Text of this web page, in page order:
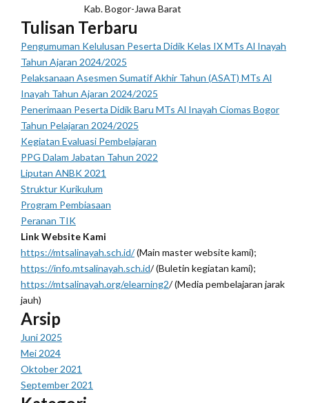
Kab. Bogor-Jawa Barat
Tulisan Terbaru
Pengumuman Kelulusan Peserta Didik Kelas IX MTs Al Inayah
Tahun Ajaran 2024/2025
Pelaksanaan Asesmen Sumatif Akhir Tahun (ASAT) MTs Al
Inayah Tahun Ajaran 2024/2025
Penerimaan Peserta Didik Baru MTs Al Inayah Ciomas Bogor
Tahun Pelajaran 2024/2025
Kegiatan Evaluasi Pembelajaran
PPG Dalam Jabatan Tahun 2022
Liputan ANBK 2021
Struktur Kurikulum
Program Pembiasaan
Peranan TIK
Link Website Kami
https://mtsalinayah.sch.id/(Main master website kami);
https://info.mtsalinayah.sch.id/ (Buletin kegiatan kami);
https://mtsalinayah.org/elearning2/ (Media pembelajaran jarak
jauh)
Arsip
Juni 2025
Mei 2024
Oktober 2021
September 2021